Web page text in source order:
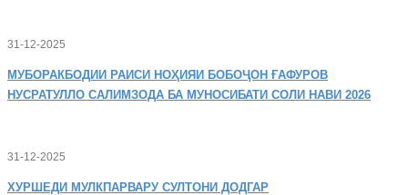
31-12-2025
МУБОРАКБОДИИ РАИСИ НОҲИЯИ БОБОҶОН ҒАФУРОВ
НУСРАТУЛЛО САЛИМЗОДА БА МУНОСИБАТИ СОЛИ НАВИ 2026
31-12-2025
ХУРШЕДИ МУЛКПАРВАРУ СУЛТОНИ ДОДГАР